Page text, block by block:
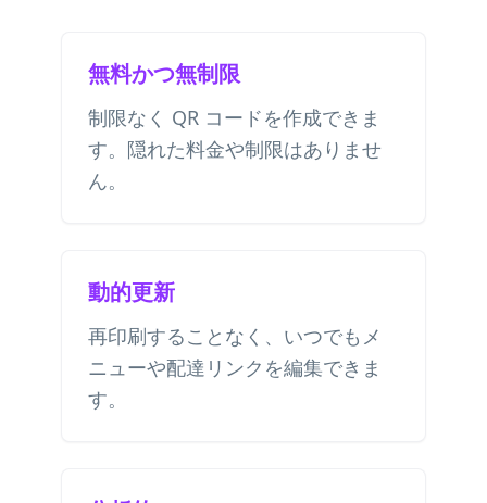
無料かつ無制限
制限なく QR コードを作成できま
す。隠れた料金や制限はありませ
ん。
動的更新
再印刷することなく、いつでもメ
ニューや配達リンクを編集できま
す。